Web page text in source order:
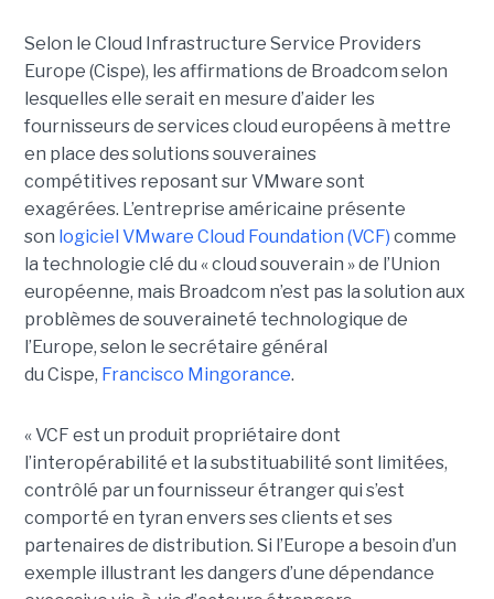
Selon le Cloud Infrastructure Service Providers
Europe (Cispe), les affirmations de Broadcom selon
lesquelles elle serait en mesure d’aider les
fournisseurs de services cloud européens à mettre
en place des solutions souveraines
compétitives reposant sur VMware sont
exagérées. L’entreprise américaine présente
son logiciel VMware Cloud Foundation (VCF) comme
la technologie clé du « cloud souverain » de l’Union
européenne, mais Broadcom n’est pas la solution aux
problèmes de souveraineté technologique de
l’Europe, selon le secrétaire général
du Cispe, Francisco Mingorance.
« VCF est un produit propriétaire dont
l’interopérabilité et la substituabilité sont limitées,
contrôlé par un fournisseur étranger qui s’est
comporté en tyran envers ses clients et ses
partenaires de distribution. Si l’Europe a besoin d’un
exemple illustrant les dangers d’une dépendance